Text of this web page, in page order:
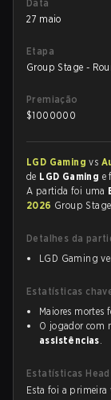
Data
27 maio
Etapa
Group Stage -
Premiação
$1000000
LGD Gamingvs
de LGD Gaming e
A partida foi uma
2026 Group
Detalhes da
LGD Gaming
Estatísticas
Maiores mortes
O jogador com
assistências.
Estatísticas
Esta foi a primeira